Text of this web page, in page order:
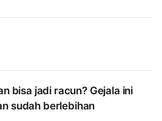
bisa jadi racun? Gejala ini
sudah berlebihan